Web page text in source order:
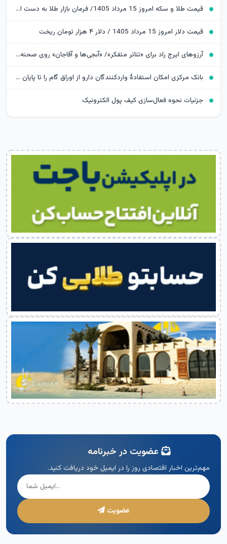
قیمت طلا و سکه امروز 15 مرداد 1405/ فرمان بازار طلا به دست اونس جهانی افتاد
قیمت دلار امروز 15 مرداد 1405 / دلار ۴ هزار تومان ریخت
آرزوهای ایرج راد برای «تئاتر متفکر»/ «آبجی‌ها و آقاجان» روی صحنه می‌رود
بانک مرکزی امکان استفادۀ واردکنندگان دارو از اوراق گام را تا پایان امسال تمدید کرد
جزئیات نحوه فعال‌سازی کیف پول الکترونیک
عضویت در خبرنامه
مهم‌ترین اخبار اقتصادی روز را در ایمیل خود دریافت کنید.
عضویت